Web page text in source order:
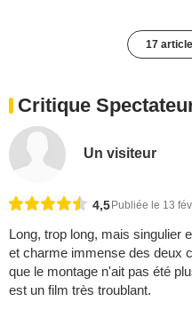
17
Critique
Un visiteur
4,5 Publiée le 13
Long, trop long, mais singulier
et charme immense des deux
que le montage n'ait pas été
est un film très troublant.